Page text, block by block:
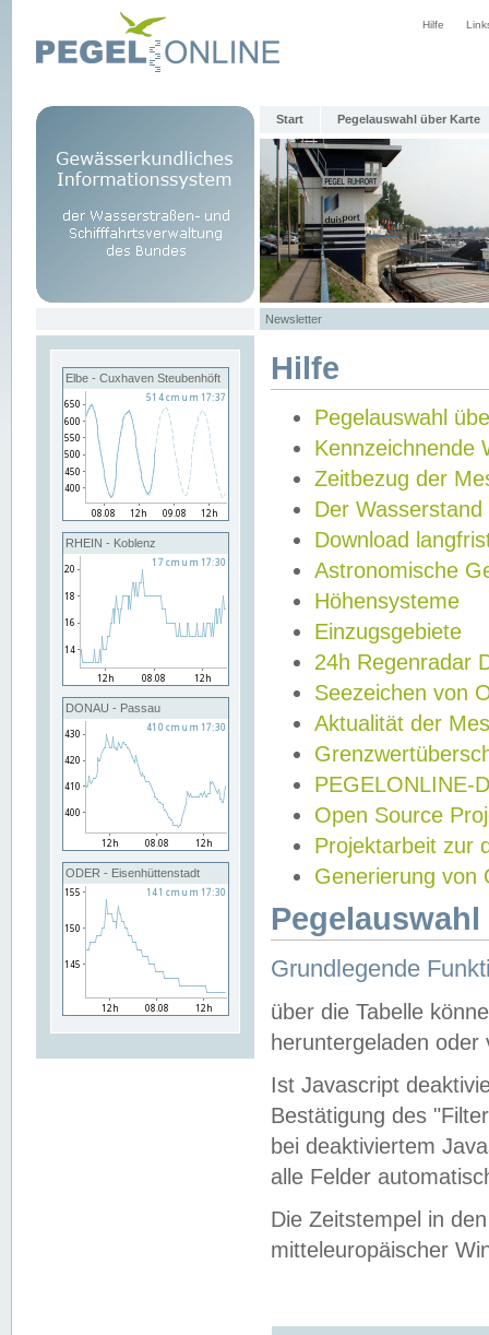
Hilfe
Start Pegelauswahl über Karte
Newsletter
Elbe - Cuxhaven Steubenhöft
RHEIN - Koblenz
DONAU - Passau
ODER - Eisenhüttenstadt
Hilfe
Pegelauswahl
Kennzeichnende
Zeitbezug der
Der Wasserstand
Download
Astronomische
Höhensysteme
Einzugsgebiete
24h Regenradar
Seezeichen von
Aktualität der
PEGELONLINE-
Open Source
Projektarbeit zur
Generierung von
Grundlegende
über die Tabelle
heruntergeladen oder
Ist Javascript
Bestätigung des
bei deaktiviertem
alle Felder
Die Zeitstempel in
mitteleuropäischer